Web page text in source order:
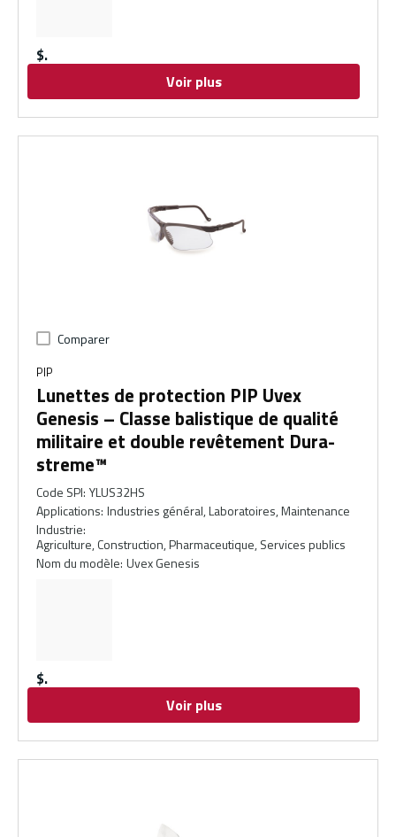
$
Voir plus
Comparer
PIP
Lunettes de protection PIP Uvex
Genesis – Classe balistique de qualité
militaire et double revêtement Dura-
streme™
Code SPI: YLUS32HS
Applications: Industries général, Laboratoires, Maintenance
Industrie:
Agriculture, Construction, Pharmaceutique, Services publics
Nom du modèle: Uvex Genesis
$
Voir plus